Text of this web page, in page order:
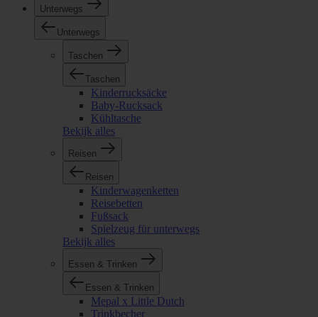
Unterwegs
Unterwegs
Taschen
Taschen
Kinderrucksäcke
Baby-Rucksack
Kühltasche
Bekijk alles
Reisen
Reisen
Kinderwagenketten
Reisebetten
Fußsack
Spielzeug für unterwegs
Bekijk alles
Essen & Trinken
Essen & Trinken
Mepal x Little Dutch
Trinkbecher